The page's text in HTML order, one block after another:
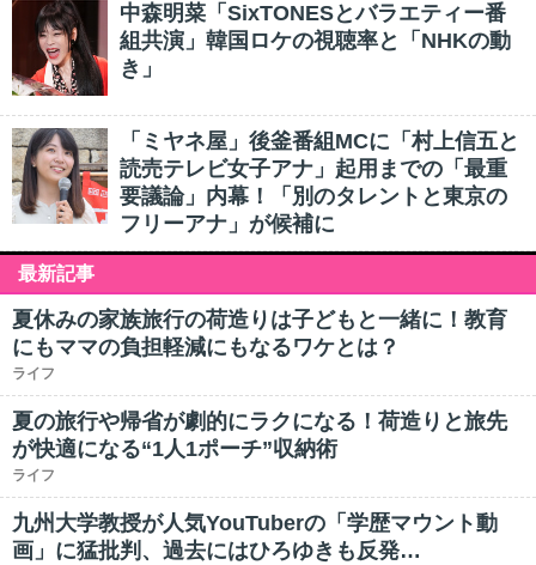
中森明菜「SixTONESとバラエティー番
組共演」韓国ロケの視聴率と「NHKの動
き」
「ミヤネ屋」後釜番組MCに「村上信五と
読売テレビ女子アナ」起用までの「最重
要議論」内幕！「別のタレントと東京の
フリーアナ」が候補に
最新記事
夏休みの家族旅行の荷造りは子どもと一緒に！教育
にもママの負担軽減にもなるワケとは？
ライフ
夏の旅行や帰省が劇的にラクになる！荷造りと旅先
が快適になる“1人1ポーチ”収納術
ライフ
九州大学教授が人気YouTuberの「学歴マウント動
画」に猛批判、過去にはひろゆきも反発…